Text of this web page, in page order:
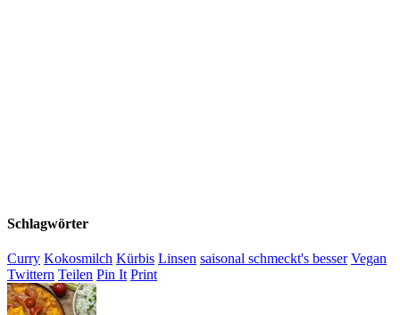
Schlagwörter
Curry Kokosmilch Kürbis Linsen saisonal schmeckt's besser Vegan
Twittern Teilen Pin It Print